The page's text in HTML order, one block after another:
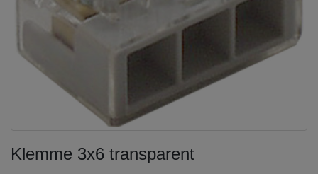
Klemme 3x6 transparent